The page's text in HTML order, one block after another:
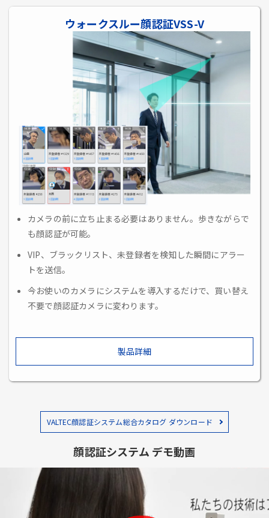
ウォークスルー顔認証VSS-V
カメラの前に立ち止まる必要はありません。歩きながらで
も顔認証が可能。
VIP、ブラックリスト、未登録者を検知した瞬間にアラー
トを送信。
今お使いのカメラにシステムを導入するだけで、買い替え
不要で顔認証カメラに変わります。
製品詳細
VALTEC顔認証システム総合カタログ ダウンロード
顔認証システム デモ動画